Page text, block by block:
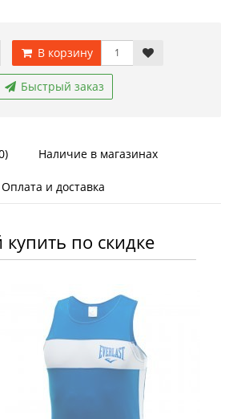
В корзину
Быстрый заказ
Наличие в магазинах
Оплата и доставка
купить по скидке